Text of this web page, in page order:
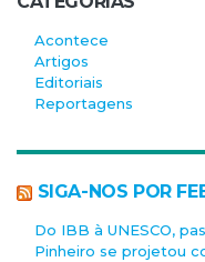
Acontece
Artigos
Editoriais
Reportagens
SIGA-NOS POR
Do IBB à UNESCO,
Pinheiro se projetou